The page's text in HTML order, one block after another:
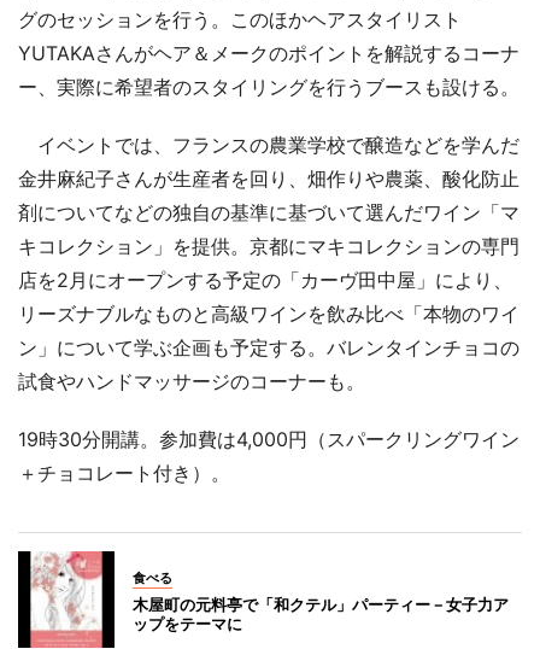
グのセッションを行う。このほかヘアスタイリスト
YUTAKAさんがヘア＆メークのポイントを解説するコーナ
ー、実際に希望者のスタイリングを行うブースも設ける。
イベントでは、フランスの農業学校で醸造などを学んだ
金井麻紀子さんが生産者を回り、畑作りや農薬、酸化防止
剤についてなどの独自の基準に基づいて選んだワイン「マ
キコレクション」を提供。京都にマキコレクションの専門
店を2月にオープンする予定の「カーヴ田中屋」により、
リーズナブルなものと高級ワインを飲み比べ「本物のワイ
ン」について学ぶ企画も予定する。バレンタインチョコの
試食やハンドマッサージのコーナーも。
19時30分開講。参加費は4,000円（スパークリングワイン
＋チョコレート付き）。
食べる
木屋町の元料亭で「和クテル」パーティー－女子力ア
ップをテーマに